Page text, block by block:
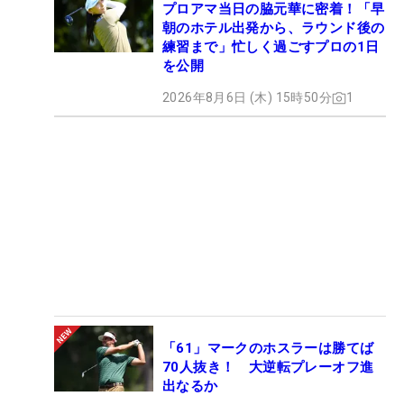
プロアマ当日の脇元華に密着！「早
朝のホテル出発から、ラウンド後の
練習まで」忙しく過ごすプロの1日
を公開
2026年8月6日 (木) 15時50分 1
「61」マークのホスラーは勝てば
70人抜き！ 大逆転プレーオフ進
出なるか